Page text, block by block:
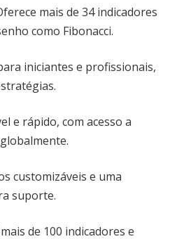
mais de 34 indicadores
como Fibonacci.
iniciantes e profissionais,
e rápido, com acesso a
customizáveis e uma
suporte.
de 100 indicadores e